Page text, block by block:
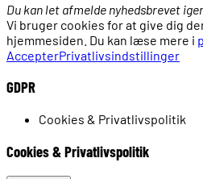
Du kan let afmelde nyhedsbrevet
Vi bruger cookies for at give dig
hjemmesiden. Du kan læse mere i
AccepterPrivatlivsindstillinger
GDPR
Cookies & Privatlivspolitik
Cookies & Privatlivspolitik